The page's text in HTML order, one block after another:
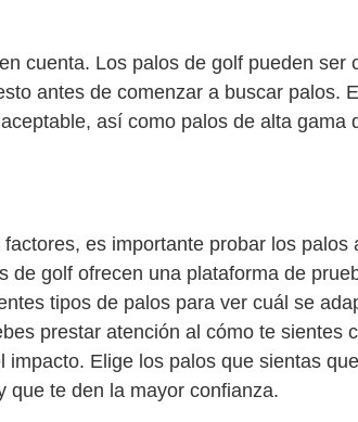
cuenta. Los palos de golf pueden ser
antes de comenzar a buscar palos.
así como palos de alta gama
es importante probar los palos
de golf ofrecen una plataforma de
tipos de palos para ver cuál se
prestar atención al cómo te sientes
Elige los palos que sientas
que te den la mayor confianza.